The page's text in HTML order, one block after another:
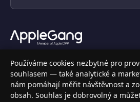
Váš specializovaný obchod s Apple
elektronikou. Nakupujte bezpečně a s
INFORMACE
Používáme cookies nezbytné pro
souhlasem — také analytické a
nám pomáhají měřit návštěvnost a
obsah. Souhlas je dobrovolný a